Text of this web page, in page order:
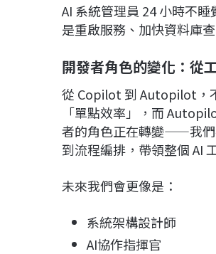
AI 系統管理員 24 小時不
是重啟服務、加快資料庫
開發者角色的變化：從
從 Copilot 到 Autopilot，
「單點效率」，而
者的角色正在轉變——我們
到流程編排，帶領整個 AI
未來我們會更像是：
系統架構設計師
AI協作指揮官